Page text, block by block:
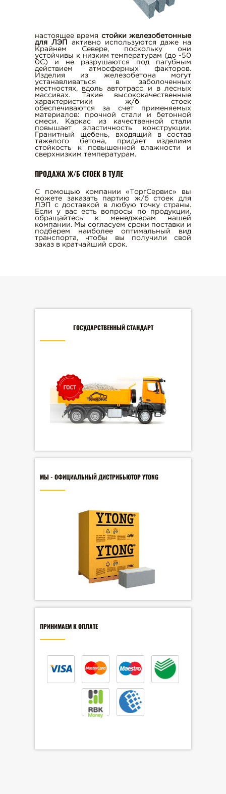
настоящее время стойки железобетонные
для ЛЭП
активно используются даже на
Крайнем Севере, поскольку они
устойчивы к низким температурам (до -50
0С) и не разрушаются под пагубным
действием атмосферных факторов.
Изделия из железобетона могут
устанавливаться в заболоченных
местностях, вдоль автотрасс и в лесных
массивах. Такие высококачественные
характеристики ж/б стоек
обеспечиваются за счет применяемых
материалов: прочной стали и бетонной
смеси. Каркас из качественной стали
повышает эластичность конструкции.
Гранитный щебень, входящий в состав
тяжелого бетона, придает изделиям
стойкость к повышенной влажности и
сверхнизким температурам.
ПРОДАЖА Ж/Б СТОЕК В ТУЛЕ
С помощью компании «ТоргСервис» вы
можете заказать партию ж/б стоек для
ЛЭП с доставкой в любую точку страны.
Если у вас есть вопросы по продукции,
обращайтесь к менеджерам нашей
компании. Мы согласуем сроки поставки и
подберем наиболее оптимальный вид
транспорта, чтобы вы получили свой
заказ в кратчайший срок.
ГОСУДАРСТВЕННЫЙ СТАНДАРТ
МЫ - ОФИЦИАЛЬНЫЙ ДИСТРИБЬЮТОР YTONG
ПРИНИМАЕМ К ОПЛАТЕ